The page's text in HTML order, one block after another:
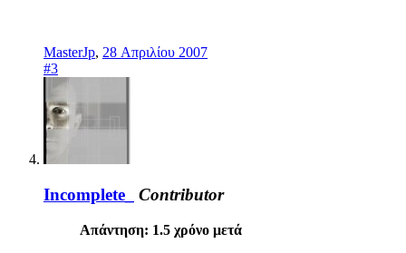
MasterJp, 28 Απριλίου 2007
#3
Incomplete_ Contributor
Απάντηση: 1.5 χρόνo μετά